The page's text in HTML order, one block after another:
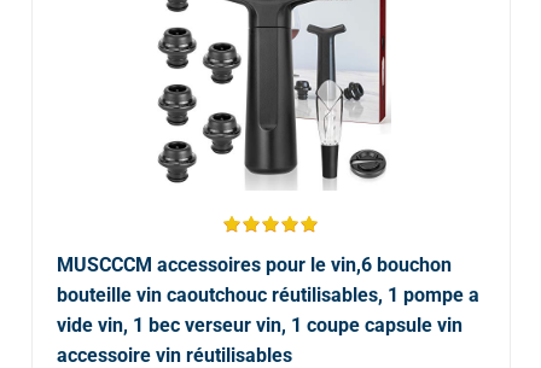
MUSCCCM accessoires pour le vin,6 bouchon
bouteille vin caoutchouc réutilisables, 1 pompe a
vide vin, 1 bec verseur vin, 1 coupe capsule vin
accessoire vin réutilisables